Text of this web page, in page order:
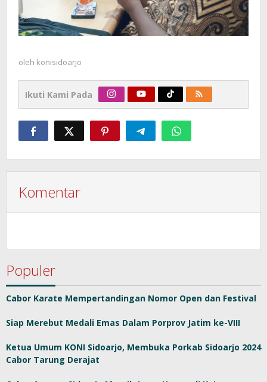
oleh konisidoarjo
Ikuti Kami Pada
Komentar
Populer
Cabor Karate Mempertandingan Nomor Open dan Festival
Siap Merebut Medali Emas Dalam Porprov Jatim ke-VIII
Ketua Umum KONI Sidoarjo, Membuka Porkab Sidoarjo 2024
Cabor Tarung Derajat